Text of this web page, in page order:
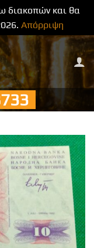
διακοπών και θα
Απόρριψη